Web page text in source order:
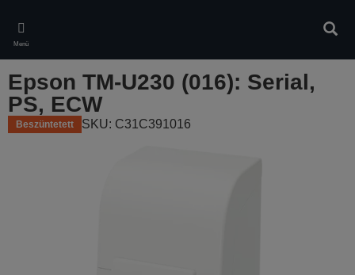
main
content
Menü
Epson TM-U230 (016): Serial,
PS, ECW
Beszüntetett SKU: C31C391016